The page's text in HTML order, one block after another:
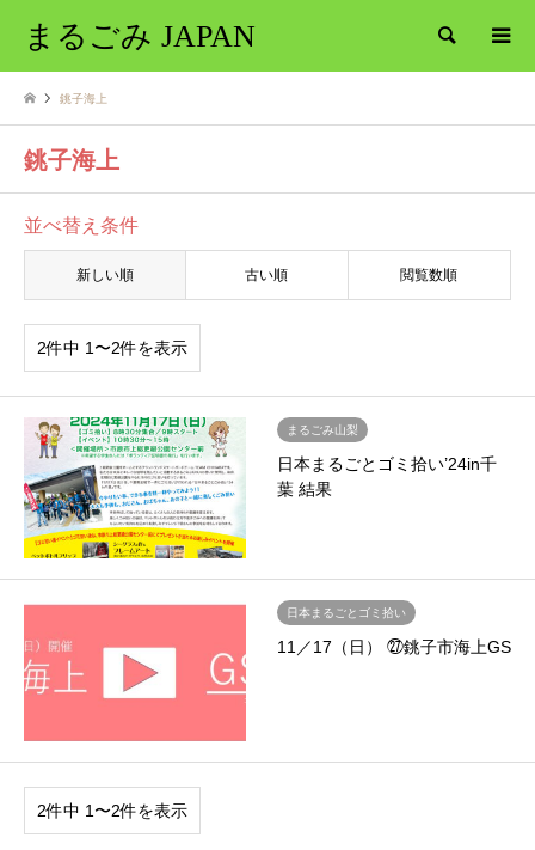
まるごみ JAPAN 検索
銚子海上
銚子海上
並べ替え条件
新しい順 古い順 閲覧数順
2件中 1〜2件を表示
まるごみ山梨
日本まるごとゴミ拾い’24in千
葉 結果
日本まるごとゴミ拾い
11／17（日） ㉗銚子市海上GS
2件中 1〜2件を表示